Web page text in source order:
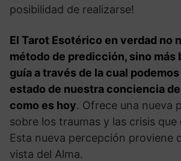
posibilidad de realizarse!
El Tarot Esotérico en verdad no
método de predicción, sino más
guía a través de la cual
estado de nuestra conciencia
como es hoy. Ofrece una nueva
sobre los traumas y las crisis
Esta nueva percepción proviene
vista del Alma.